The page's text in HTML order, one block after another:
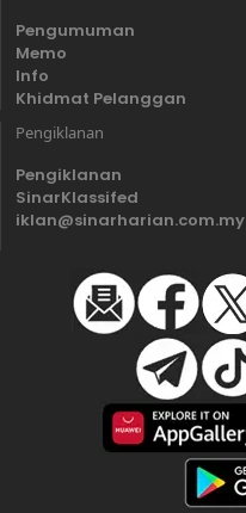
Pengumuman
Memo
Info
Khidmat Pelanggan
Pengiklanan
Pengiklanan
SinarKlassifed
iklan@sinarharian.com.my